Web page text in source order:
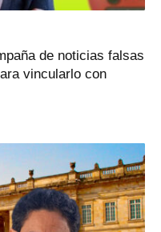
de noticias falsas
vincularlo con